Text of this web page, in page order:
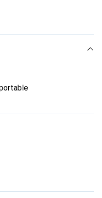
Reconnaître
une clientèle